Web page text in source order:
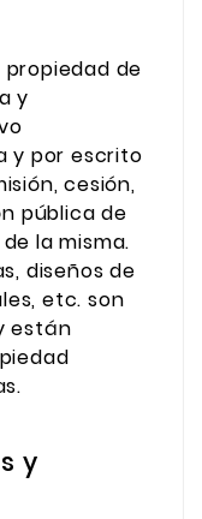
de
y
y por escrito
cesión,
pública de
la misma.
diseños de
etc. son
están
y